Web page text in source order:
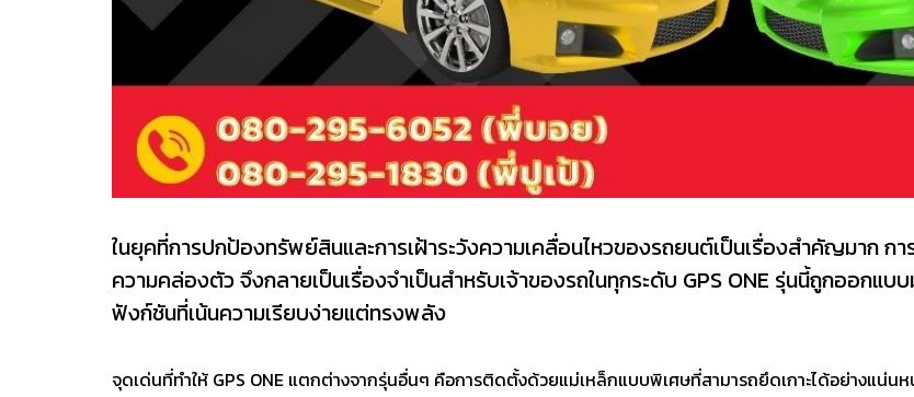
ในยุคที่การปกป้องทรัพย์สินและการเฝ้าระวังความเคลื่อนไหวของรถยนต์เป็นเรื่องสำคัญมาก ก
ความคล่องตัว จึงกลายเป็นเรื่องจำเป็นสำหรับเจ้าของรถในทุกระดับ GPS ONE รุ่นนี้ถูกออกแ
ฟังก์ชันที่เน้นความเรียบง่ายแต่ทรงพลัง
จุดเด่นที่ทำให้ GPS ONE แตกต่างจากรุ่นอื่นๆ คือการติดตั้งด้วยแม่เหล็กแบบพิเศษที่สามารถยึดเกาะได้อย่างแน่น